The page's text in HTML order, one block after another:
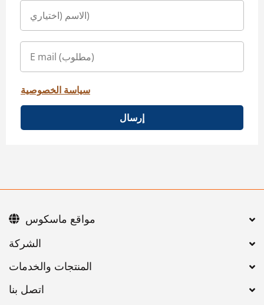
سياسة الخصوصية
إرسال
اتصل بنا
مواقع ماسكوس